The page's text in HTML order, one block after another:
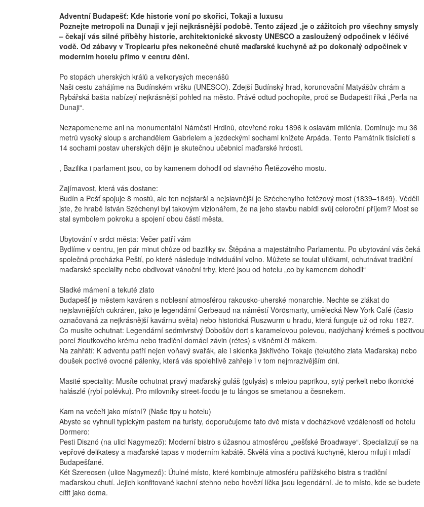
Adventní Budapešť: Kde historie voní po skořici, Tokaji a luxusu
Poznejte metropoli na Dunaji v její nejkrásnější podobě. Tento zájezd ,je o zážitcích pro všechny smysly
– čekají vás silné příběhy historie, architektonické skvosty UNESCO a zasloužený odpočinek v léčivé
vodě. Od zábavy v Tropicariu přes nekonečné chutě maďarské kuchyně až po dokonalý odpočinek v
moderním hotelu přímo v centru dění.
Po stopách uherských králů a velkorysých mecenášů
Naši cestu zahájíme na Budínském vršku (UNESCO). Zdejší Budínský hrad, korunovační Matyášův chrám a
Rybářská bašta nabízejí nejkrásnější pohled na město. Právě odtud pochopíte, proč se Budapešti říká „Perla na
Dunaji“.
Nezapomeneme ani na monumentální Náměstí Hrdinů, otevřené roku 1896 k oslavám milénia. Dominuje mu 36
metrů vysoký sloup s archandělem Gabrielem a jezdeckými sochami knížete Arpáda. Tento Památník tisíciletí s
14 sochami postav uherských dějin je skutečnou učebnicí maďarské hrdosti.
, Bazilika i parlament jsou, co by kamenem dohodil od slavného Řetězového mostu.
Zajímavost, která vás dostane:
Budín a Pešť spojuje 8 mostů, ale ten nejstarší a nejslavnější je Széchenyiho řetězový most (1839–1849). Věděli
jste, že hrabě István Széchenyi byl takovým vizionářem, že na jeho stavbu nabídl svůj celoroční příjem? Most se
stal symbolem pokroku a spojení obou částí města.
Ubytování v srdci města: Večer patří vám
Bydlíme v centru, jen pár minut chůze od baziliky sv. Štěpána a majestátního Parlamentu. Po ubytování vás čeká
společná procházka Peští, po které následuje individuální volno. Můžete se toulat uličkami, ochutnávat tradiční
maďarské speciality nebo obdivovat vánoční trhy, které jsou od hotelu „co by kamenem dohodil“
Sladké mámení a tekuté zlato
Budapešť je městem kaváren s noblesní atmosférou rakousko-uherské monarchie. Nechte se zlákat do
nejslavnějších cukráren, jako je legendární Gerbeaud na náměstí Vörösmarty, umělecká New York Café (často
označovaná za nejkrásnější kavárnu světa) nebo historická Ruszwurm u hradu, která funguje už od roku 1827.
Co musíte ochutnat: Legendární sedmivrstvý Dobošův dort s karamelovou polevou, nadýchaný krémeš s poctivou
porcí žloutkového krému nebo tradiční domácí závin (rétes) s višněmi či mákem.
Na zahřátí: K adventu patří nejen voňavý svařák, ale i sklenka jiskřivého Tokaje (tekutého zlata Maďarska) nebo
doušek poctivé ovocné pálenky, která vás spolehlivě zahřeje i v tom nejmrazivějším dni.
Masité speciality: Musíte ochutnat pravý maďarský guláš (gulyás) s mletou paprikou, sytý perkelt nebo ikonické
halászlé (rybí polévku). Pro milovníky street-foodu je tu lángos se smetanou a česnekem.
Kam na večeři jako místní? (Naše tipy u hotelu)
Abyste se vyhnuli typickým pastem na turisty, doporučujeme tato dvě místa v docházkové vzdálenosti od hotelu
Dormero:
Pesti Disznó (na ulici Nagymező): Moderní bistro s úžasnou atmosférou „pešťské Broadwaye“. Specializují se na
vepřové delikatesy a maďarské tapas v moderním kabátě. Skvělá vína a poctivá kuchyně, kterou milují i mladí
Budapešťané.
Két Szerecsen (ulice Nagymező): Útulné místo, které kombinuje atmosféru pařížského bistra s tradiční
maďarskou chutí. Jejich konfitované kachní stehno nebo hovězí líčka jsou legendární. Je to místo, kde se budete
cítit jako doma.